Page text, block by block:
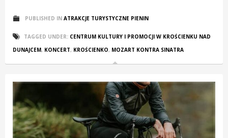
PUBLISHED IN ATRAKCJE TURYSTYCZNE PIENIN
TAGGED UNDER: CENTRUM KULTURY I PROMOCJI W KROŚCIENKU NAD
DUNAJCEM, KONCERT, KROŚCIENKO, MOZART KONTRA SINATRA